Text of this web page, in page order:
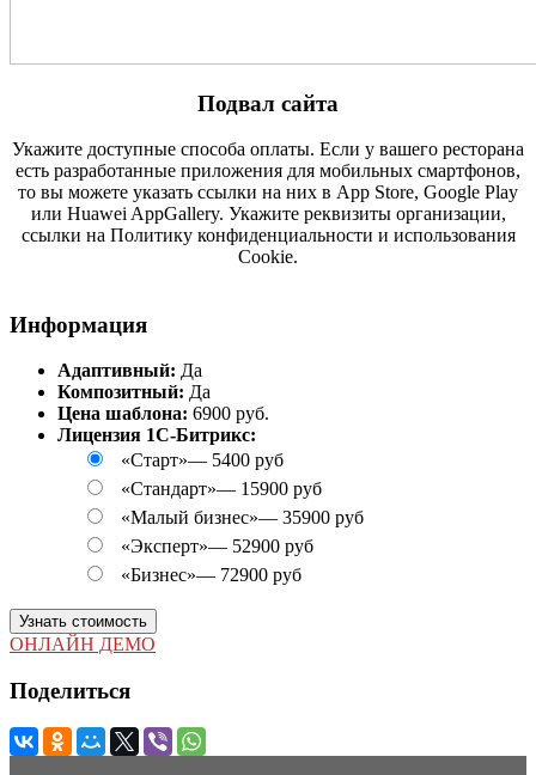
Подвал сайта
Укажите доступные способа оплаты. Если у вашего ресторана
есть разработанные приложения для мобильных смартфонов,
то вы можете указать ссылки на них в App Store, Google Play
или Huawei AppGallery. Укажите реквизиты организации,
ссылки на Политику конфиденциальности и использования
Cookie.
Информация
Адаптивный: Да
Композитный: Да
Цена шаблона: 6900 руб.
Лицензия 1С-Битрикс:
«Старт»— 5400 руб
«Стандарт»— 15900 руб
«Малый бизнес»— 35900 руб
«Эксперт»— 52900 руб
«Бизнес»— 72900 руб
Узнать стоимость
ОНЛАЙН ДЕМО
Поделиться